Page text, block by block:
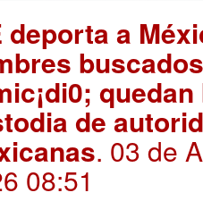
deporta a
quedan
de
. 03 de
08:51